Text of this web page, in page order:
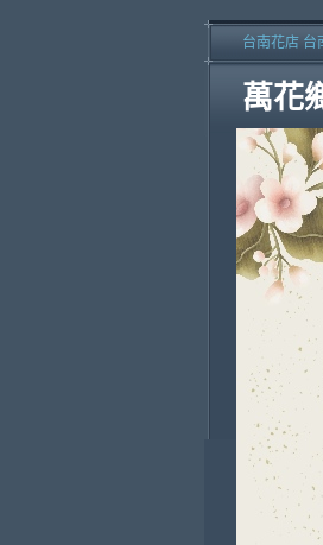
萬花
台南花店 台